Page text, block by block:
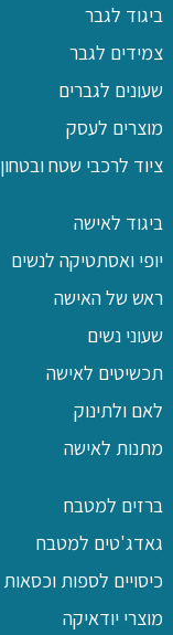
ביגוד לגבר
צמידים לגבר
שעונים לגברים
מוצרים לעסק
ציוד לרכבי שטח ובטחון
ביגוד לאישה
יופי ואסתטיקה לנשים
ראש של האישה
שעוני נשים
תכשיטים לאישה
לאם ולתינוק
מתנות לאישה
ברזים למטבח
גאדג'טים למטבח
כיסויים לספות וכסאות
מוצרי יודאיקה